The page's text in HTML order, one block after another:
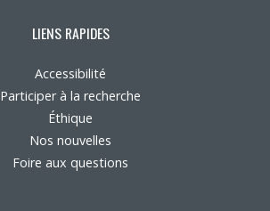
LIENS RAPIDES
Accessibilité
Participer à la recherche
Éthique
Nos nouvelles
Foire aux questions